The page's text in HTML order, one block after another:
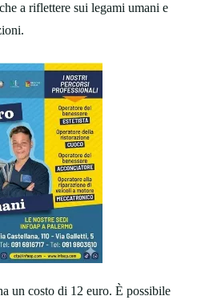
a riflettere sui legami umani e
un costo di 12 euro. È possibile